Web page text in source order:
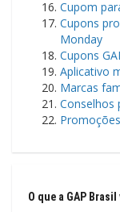
Cupom
Cupons
Monday
Cupons
Aplicativo
Marcas
Conselhos
O que a GAP